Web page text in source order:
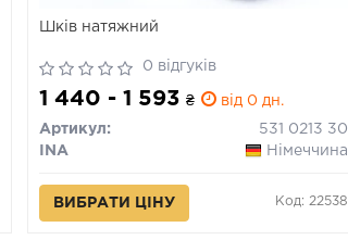
Шків натяжний
0 відгуків
1 440 - 1 593₴ від 0 дн.
Артикул:
531 0213 30
INA
Німеччина
ВИБРАТИ ЦІНУ Код: 22538